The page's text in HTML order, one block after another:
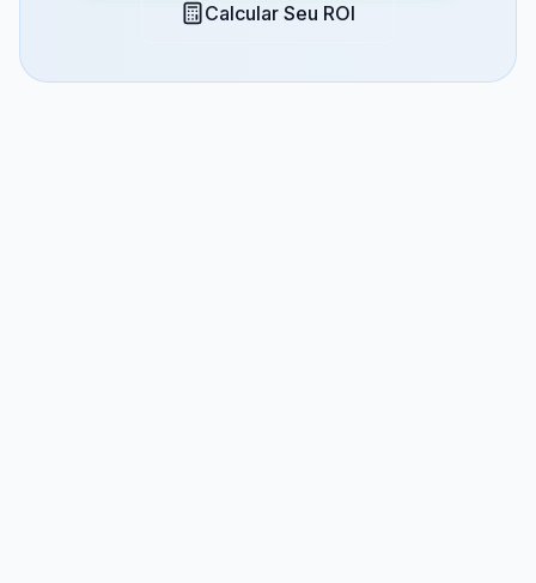
Calcular Seu ROI